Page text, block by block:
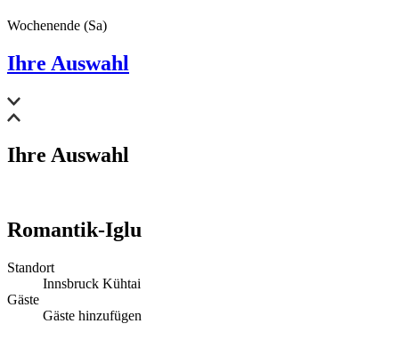
Wochenende (Sa)
Ihre Auswahl
Ihre Auswahl
Romantik-Iglu
Standort
Innsbruck Kühtai
Gäste
Gäste hinzufügen